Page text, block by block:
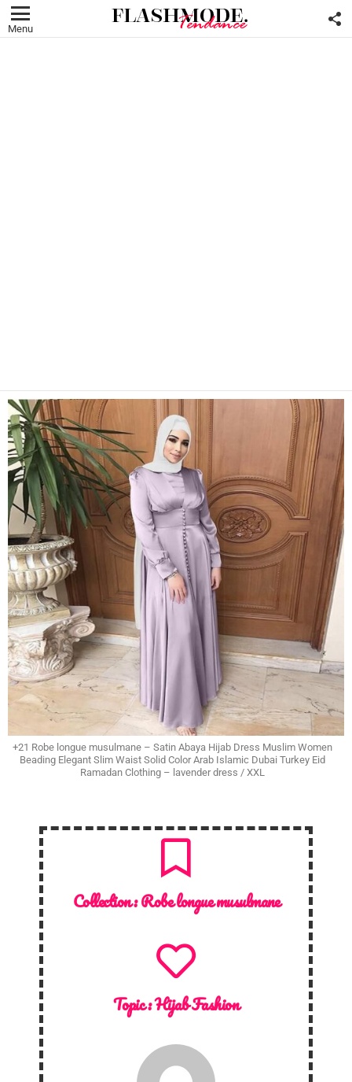
Menu
+21 Robe longue musulmane – Satin Abaya Hijab Dress Muslim Women
Beading Elegant Slim Waist Solid Color Arab Islamic Dubai Turkey Eid
Ramadan Clothing – lavender dress / XXL
Collection :Robe longue musulmane
Topic :Hijab Fashion